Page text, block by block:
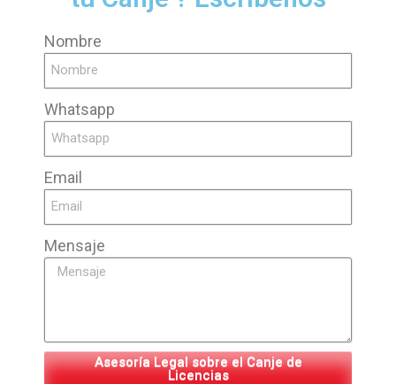
Nombre
Whatsapp
Email
Mensaje
Asesoría Legal sobre el Canje de
Licencias